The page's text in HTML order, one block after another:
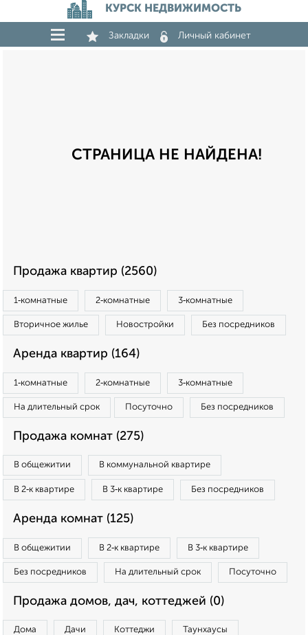
КУРСК НЕДВИЖИМОСТЬ
Закладки Личный кабинет
СТРАНИЦА НЕ НАЙДЕНА!
Продажа квартир (2560)
1‑комнатные 2‑комнатные 3‑комнатные
Вторичное жилье Новостройки Без посредников
Аренда квартир (164)
1‑комнатные 2‑комнатные 3‑комнатные
На длительный срок Посуточно Без посредников
Продажа комнат (275)
В общежитии В коммунальной квартире
В 2‑к квартире В 3‑к квартире Без посредников
Аренда комнат (125)
В общежитии В 2‑к квартире В 3‑к квартире
Без посредников На длительный срок Посуточно
Продажа домов, дач, коттеджей (0)
Дома Дачи Коттеджи Таунхаусы